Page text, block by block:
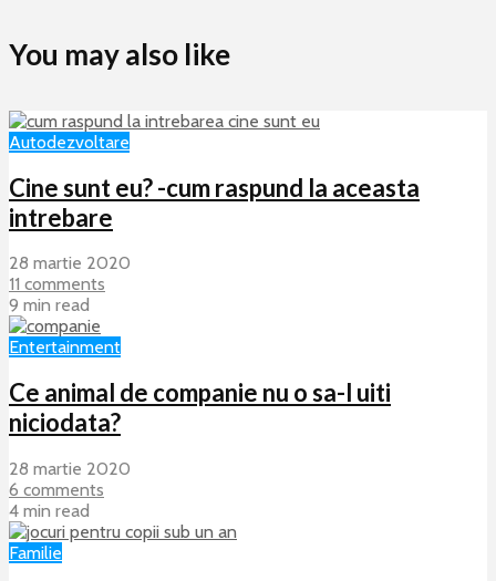
You may also like
Autodezvoltare
Cine sunt eu? -cum raspund la aceasta
intrebare
28 martie 2020
11 comments
9 min read
Entertainment
Ce animal de companie nu o sa-l uiti
niciodata?
28 martie 2020
6 comments
4 min read
Familie